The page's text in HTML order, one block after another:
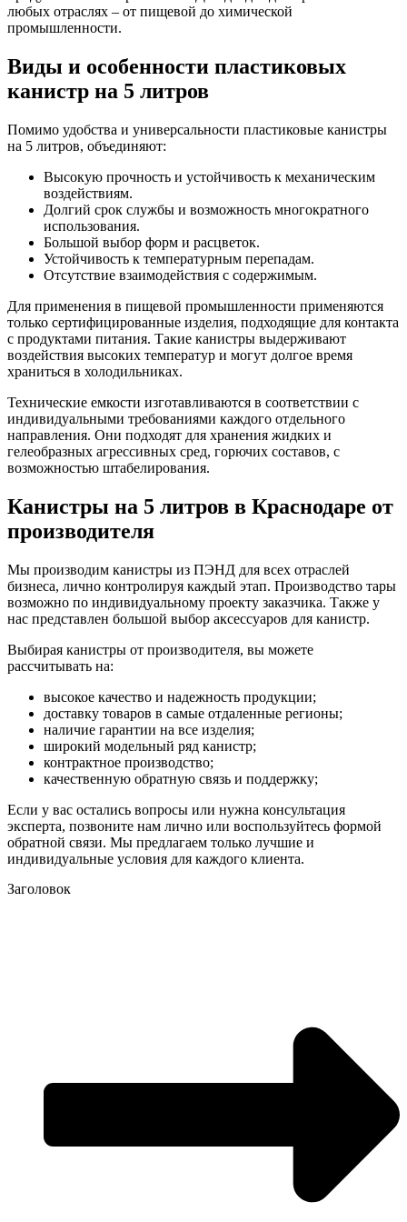
любых отраслях – от пищевой до химической
промышленности.
Виды и особенности пластиковых
канистр на 5 литров
Помимо удобства и универсальности пластиковые канистры
на 5 литров, объединяют:
Высокую прочность и устойчивость к механическим
воздействиям.
Долгий срок службы и возможность многократного
использования.
Большой выбор форм и расцветок.
Устойчивость к температурным перепадам.
Отсутствие взаимодействия с содержимым.
Для применения в пищевой промышленности применяются
только сертифицированные изделия, подходящие для контакта
с продуктами питания. Такие канистры выдерживают
воздействия высоких температур и могут долгое время
храниться в холодильниках.
Технические емкости изготавливаются в соответствии с
индивидуальными требованиями каждого отдельного
направления. Они подходят для хранения жидких и
гелеобразных агрессивных сред, горючих составов, с
возможностью штабелирования.
Канистры на 5 литров в Краснодаре от
производителя
Мы производим канистры из ПЭНД для всех отраслей
бизнеса, лично контролируя каждый этап. Производство тары
возможно по индивидуальному проекту заказчика. Также у
нас представлен большой выбор аксессуаров для канистр.
Выбирая канистры от производителя, вы можете
рассчитывать на:
высокое качество и надежность продукции;
доставку товаров в самые отдаленные регионы;
наличие гарантии на все изделия;
широкий модельный ряд канистр;
контрактное производство;
качественную обратную связь и поддержку;
Если у вас остались вопросы или нужна консультация
эксперта, позвоните нам лично или воспользуйтесь формой
обратной связи. Мы предлагаем только лучшие и
индивидуальные условия для каждого клиента.
Заголовок